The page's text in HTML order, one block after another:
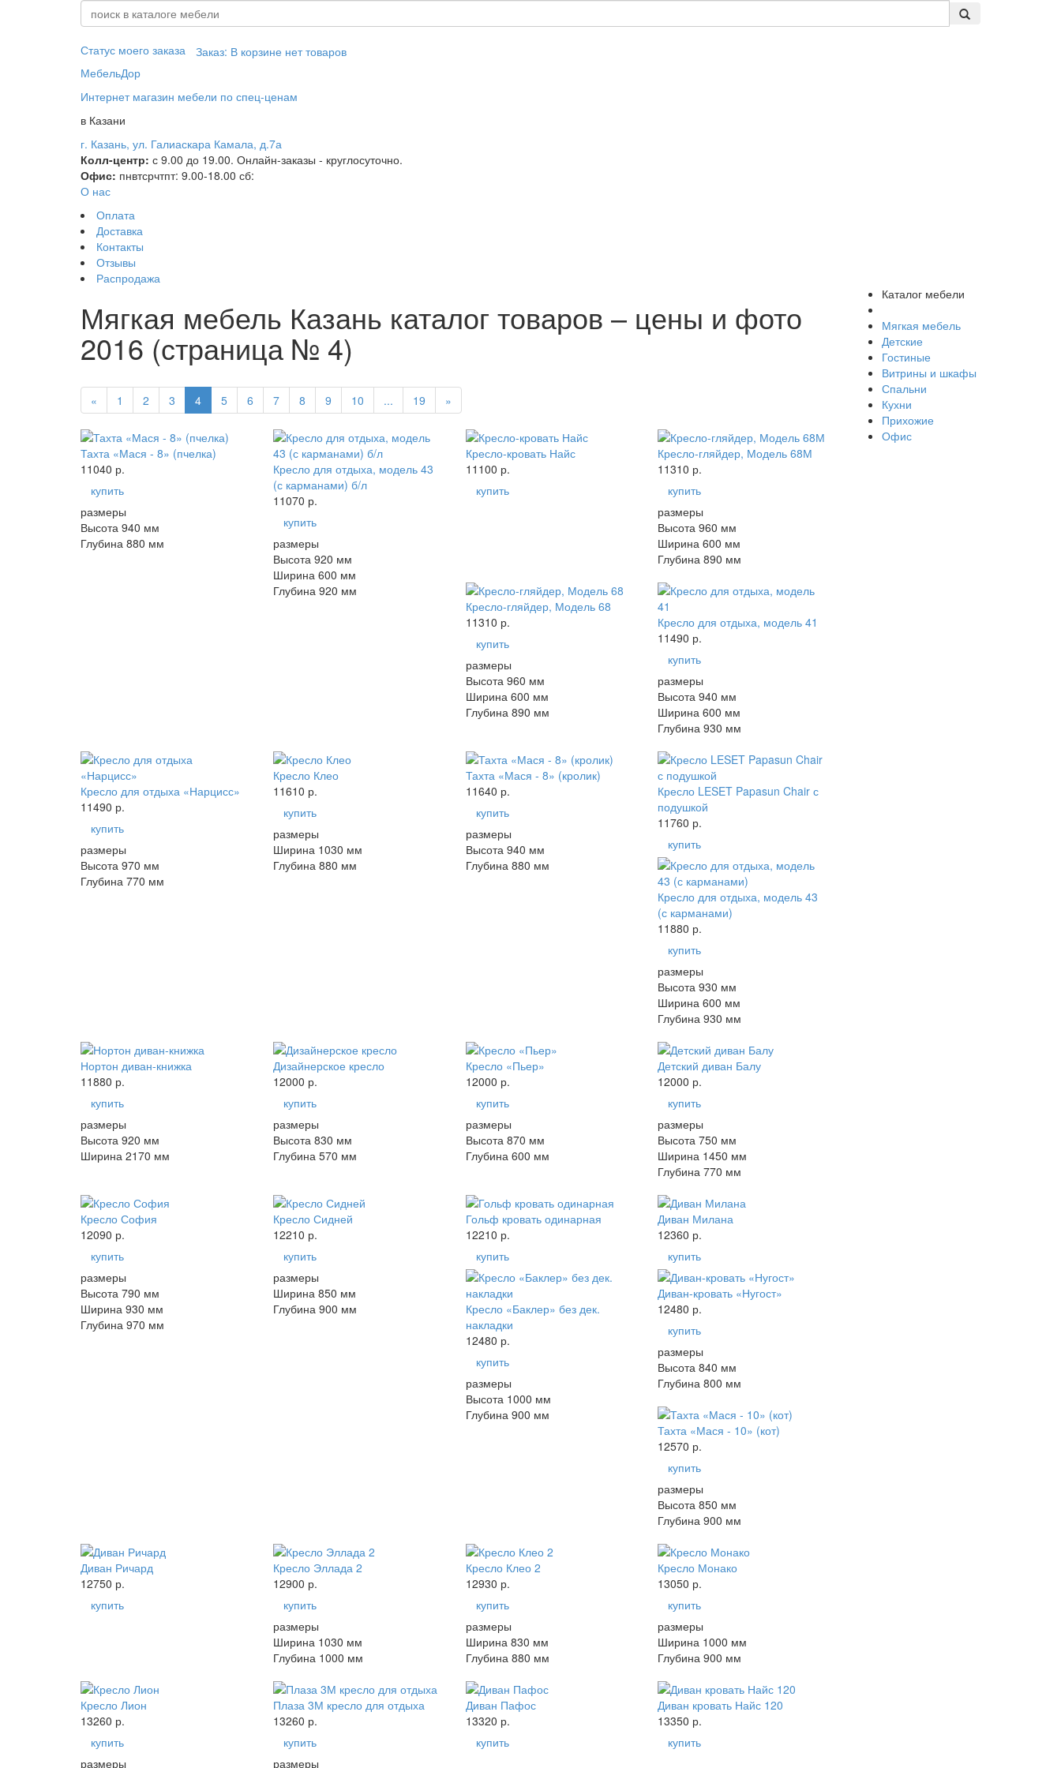
Статус моего заказа Заказ: В корзине нет товаров
МебельДор
Интернет магазин мебели по спец-ценам
в Казани
г. Казань, ул. Галиаскара Камала, д.7а
Колл-центр: с 9.00 до 19.00. Онлайн-заказы - круглосуточно.
Офис: пнвтсрчтпт: 9.00-18.00 сб:
О нас
Оплата
Доставка
Контакты
Отзывы
Распродажа
Каталог мебели
Мягкая мебель
Детские
Гостиные
Витрины и шкафы
Спальни
Кухни
Прихожие
Офис
Мягкая мебель Казань каталог товаров – цены и фото
2016 (страница № 4)
« 1 2 3 4 5 6 7 8 9 10 ... 19 »
Тахта «Мася - 8» (пчелка)
11040 р.
купить
размеры
Высота 940 мм
Глубина 880 мм
Кресло для отдыха, модель 43
(с карманами) б/л
11070 р.
купить
размеры
Высота 920 мм
Ширина 600 мм
Глубина 920 мм
Кресло-кровать Найс
11100 р.
купить
Кресло-гляйдер, Модель 68М
11310 р.
купить
размеры
Высота 960 мм
Ширина 600 мм
Глубина 890 мм
Кресло-гляйдер, Модель 68
11310 р.
купить
размеры
Высота 960 мм
Ширина 600 мм
Глубина 890 мм
Кресло для отдыха, модель 41
11490 р.
купить
размеры
Высота 940 мм
Ширина 600 мм
Глубина 930 мм
Кресло для отдыха «Нарцисс»
11490 р.
купить
размеры
Высота 970 мм
Глубина 770 мм
Кресло Клео
11610 р.
купить
размеры
Ширина 1030 мм
Глубина 880 мм
Тахта «Мася - 8» (кролик)
11640 р.
купить
размеры
Высота 940 мм
Глубина 880 мм
Кресло LESET Papasun Chair с
подушкой
11760 р.
купить
Кресло для отдыха, модель 43
(с карманами)
11880 р.
купить
размеры
Высота 930 мм
Ширина 600 мм
Глубина 930 мм
Нортон диван-книжка
11880 р.
купить
размеры
Высота 920 мм
Ширина 2170 мм
Дизайнерское кресло
12000 р.
купить
размеры
Высота 830 мм
Глубина 570 мм
Кресло «Пьер»
12000 р.
купить
размеры
Высота 870 мм
Глубина 600 мм
Детский диван Балу
12000 р.
купить
размеры
Высота 750 мм
Ширина 1450 мм
Глубина 770 мм
Кресло София
12090 р.
купить
размеры
Высота 790 мм
Ширина 930 мм
Глубина 970 мм
Кресло Сидней
12210 р.
купить
размеры
Ширина 850 мм
Глубина 900 мм
Гольф кровать одинарная
12210 р.
купить
Диван Милана
12360 р.
купить
Кресло «Баклер» без дек.
накладки
12480 р.
купить
размеры
Высота 1000 мм
Глубина 900 мм
Диван-кровать «Нугост»
12480 р.
купить
размеры
Высота 840 мм
Глубина 800 мм
Тахта «Мася - 10» (кот)
12570 р.
купить
размеры
Высота 850 мм
Глубина 900 мм
Диван Ричард
12750 р.
купить
Кресло Эллада 2
12900 р.
купить
размеры
Ширина 1030 мм
Глубина 1000 мм
Кресло Клео 2
12930 р.
купить
размеры
Ширина 830 мм
Глубина 880 мм
Кресло Монако
13050 р.
купить
размеры
Ширина 1000 мм
Глубина 900 мм
Кресло Лион
13260 р.
купить
размеры
Плаза 3М кресло для отдыха
13260 р.
купить
размеры
Диван Пафос
13320 р.
купить
Диван кровать Найс 120
13350 р.
купить